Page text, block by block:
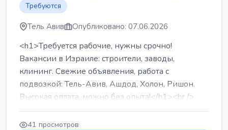
Требуются
Тель Авив Опубликовано: 07.06.2026
<h1>Требуется рабочие, нужны срочно!
Вакансии в Израиле: строители, заводы,
клининг. Свежие объявления, работа с
подвозкой: Тель-Авив, Ашдод, Холон, Ришон.
Высокая оплата, можно без опыта!</h1><br />
...
41 просмотров